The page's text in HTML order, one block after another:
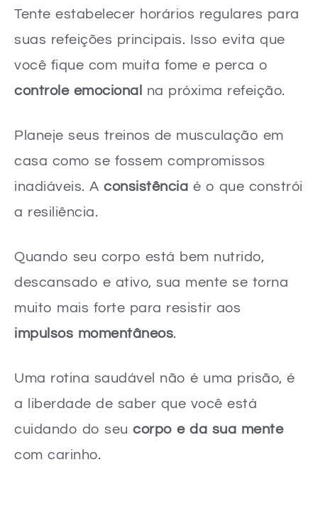
Tente estabelecer horários regulares para
suas refeições principais. Isso evita que
você fique com muita fome e perca o
controle emocional
na próxima refeição.
Planeje seus treinos de musculação em
casa como se fossem compromissos
inadiáveis. A consistência é o que constrói
a resiliência.
Quando seu corpo está bem nutrido,
descansado e ativo, sua mente se torna
muito mais forte para resistir aos
impulsos momentâneos.
Uma rotina saudável não é uma prisão, é
a liberdade de saber que você está
cuidando do seu corpo e da sua mente
com carinho.